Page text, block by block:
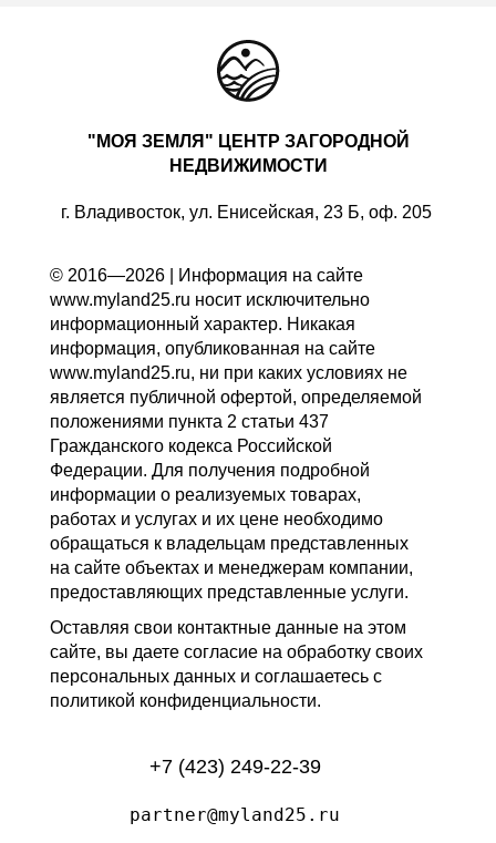
"МОЯ ЗЕМЛЯ" ЦЕНТР ЗАГОРОДНОЙ
НЕДВИЖИМОСТИ
г. Владивосток, ул. Енисейская, 23 Б, оф. 205
© 2016—2026 | Информация на сайте
www.myland25.ru носит исключительно
информационный характер. Никакая
информация, опубликованная на сайте
www.myland25.ru, ни при каких условиях не
является публичной офертой, определяемой
положениями пункта 2 статьи 437
Гражданского кодекса Российской
Федерации. Для получения подробной
информации о реализуемых товарах,
работах и услугах и их цене необходимо
обращаться к владельцам представленных
на сайте объектах и менеджерам компании,
предоставляющих представленные услуги.
Оставляя свои контактные данные на этом
сайте, вы даете согласие на обработку своих
персональных данных и соглашаетесь с
политикой конфиденциальности.
+7 (423) 249-22-39
partner@myland25.ru